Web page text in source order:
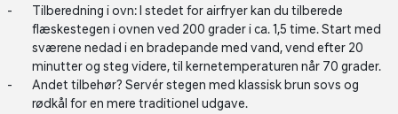
Tilberedning i ovn: I stedet for airfryer kan du tilberede
flæskestegen i ovnen ved 200 grader i ca. 1,5 time. Start med
sværene nedad i en bradepande med vand, vend efter 20
minutter og steg videre, til kernetemperaturen når 70 grader.
Andet tilbehør? Servér stegen med klassisk brun sovs og
rødkål for en mere traditionel udgave.